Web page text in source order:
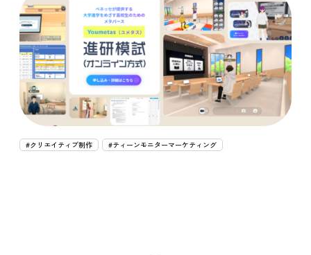
#クリエイティブ制作 #ティーンモニターマーケティング